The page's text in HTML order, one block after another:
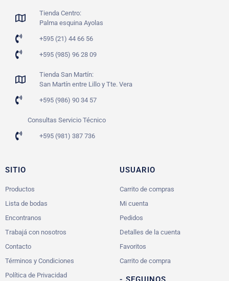
Tienda Centro:
Palma esquina Ayolas
+595 (21) 44 66 56
+595 (985) 96 28 09
Tienda San Martín:
San Martín entre Lillo y Tte. Vera
+595 (986) 90 34 57
Consultas Servicio Técnico
+595 (981) 387 736
SITIO
Productos
Lista de bodas
Encontranos
Trabajá con nosotros
Contacto
Términos y Condiciones
Política de Privacidad
USUARIO
Carrito de compras
Mi cuenta
Pedidos
Detalles de la cuenta
Favoritos
Carrito de compra